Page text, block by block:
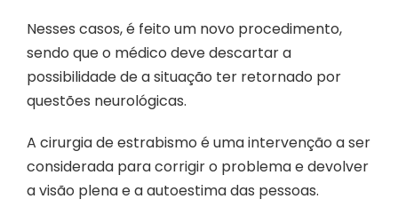
Nesses casos, é feito um novo procedimento,
sendo que o médico deve descartar a
possibilidade de a situação ter retornado por
questões neurológicas.
A cirurgia de estrabismo é uma intervenção a ser
considerada para corrigir o problema e devolver
a visão plena e a autoestima das pessoas.